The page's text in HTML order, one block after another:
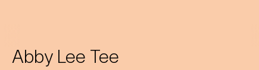
Abby Lee Tee